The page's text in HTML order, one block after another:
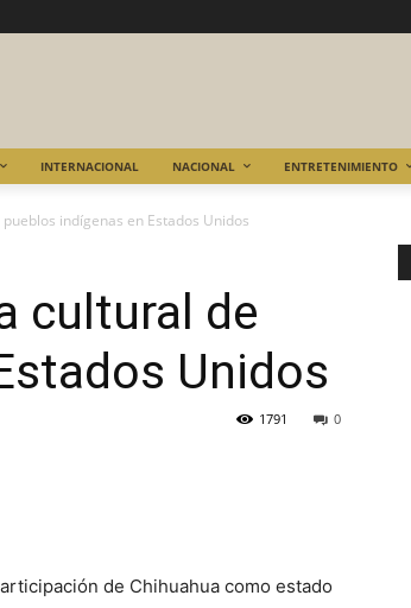
INTERNACIONAL NACIONAL ENTRETENIMIENTO
indígenas en Estados Unidos
cultural de
Unidos
0
1791
de Chihuahua como estado